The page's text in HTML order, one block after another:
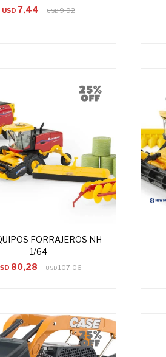
USD 7,44 USD9,92
FORRAJEROS NH
1/64
80,28 USD107,06